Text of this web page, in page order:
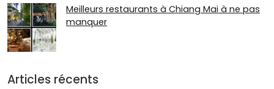
Meilleurs restaurants à Chiang Mai à ne pas
manquer
Articles récents